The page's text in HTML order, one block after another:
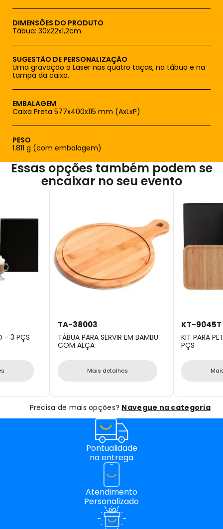
DIMENSÕES DO PRODUTO
Tábua: 30x22x1,2cm
SUGESTÃO DE PERSONALIZAÇÃO
Uma gravação a Laser nas quatro taças, na tábua e na
tampa da caixa.
EMBALAGEM
Caixa Preta 577x400x115 mm (AxLxP)
PESO
1.811 g (com embalagem)
Essas opções também podem se
encaixar no seu evento
- 3 PÇS
TA-38003
TÁBUA PARA SERVIR EM BAMBU
COM ALÇA
Mais detalhes
KT-9045T
KIT PARA
PÇS
Precisa de mais opções? Navegue na categoria
Pontualidade
na entrega
Atendimento
Personalizado